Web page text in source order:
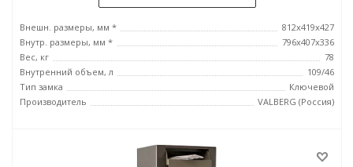
Внешн. размеры, мм *
812x419x427
Внутр. размеры, мм *
796х407х336
Вес, кг
78
Внутренний объем, л
109/46
Тип замка
Ключевой
Производитель
VALBERG (Россия)